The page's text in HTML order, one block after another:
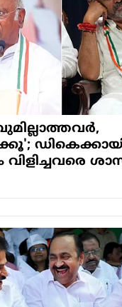
വിളിച്ചവരെ